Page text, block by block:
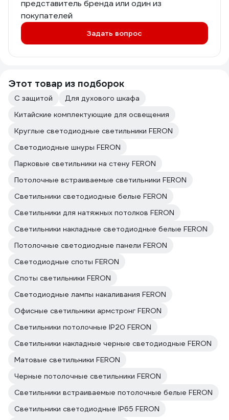
представитель бренда или один из
покупателей
Задать вопрос
Этот товар из подборок
С защитой
Для духового шкафа
Китайские комплектующие для освещения
Круглые светодиодные светильники FERON
Светодиодные шнуры FERON
Парковые светильники на стену FERON
Потолочные встраиваемые светильники FERON
Светильники светодиодные белые FERON
Светильники для натяжных потолков FERON
Светильники накладные светодиодные белые FERON
Потолочные светодиодные панели FERON
Светодиодные споты FERON
Споты светильники FERON
Светодиодные лампы накаливания FERON
Офисные светильники армстронг FERON
Светильники потолочные IP20 FERON
Светильники накладные черные светодиодные FERON
Матовые светильники FERON
Черные потолочные светильники FERON
Светильники встраиваемые потолочные белые FERON
Светильники светодиодные IP65 FERON